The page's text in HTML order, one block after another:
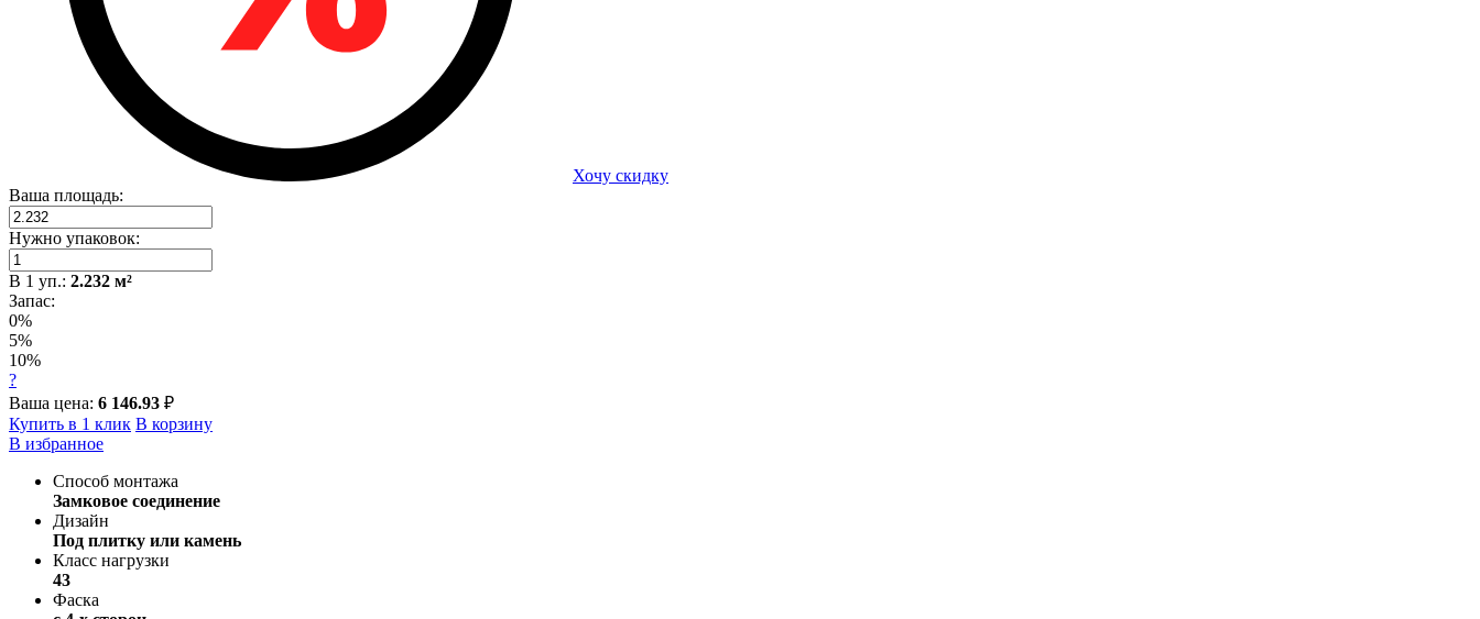
Хочу скидку
Ваша площадь:
Нужно упаковок:
В 1 уп.: 2.232 м²
Запас:
0%
5%
10%
?
Ваша цена: 6 146.93 ₽
Купить в 1 клик В корзину
В избранное
Способ монтажа
Замковое соединение
Дизайн
Под плитку или камень
Класс нагрузки
43
Фаска